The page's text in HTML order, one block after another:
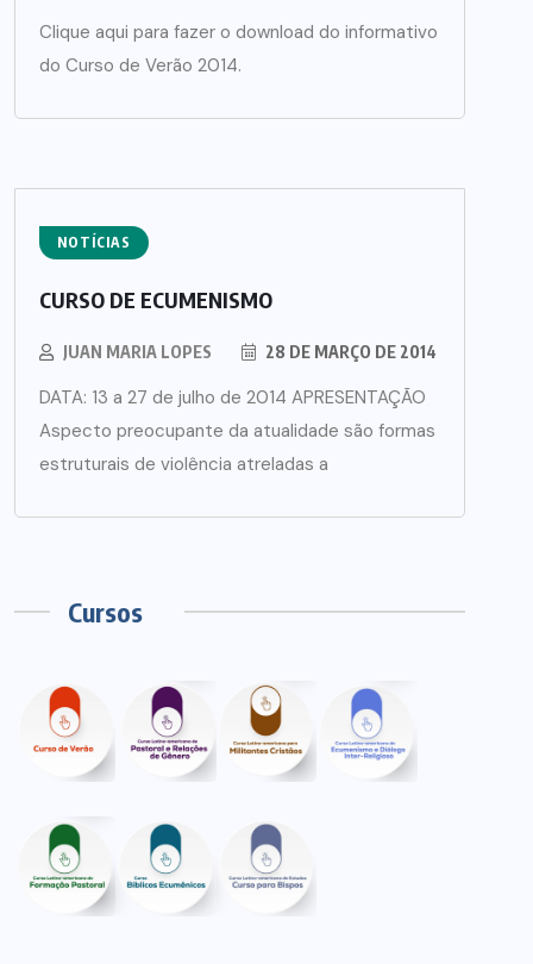
Clique aqui para fazer o download do informativo
do Curso de Verão 2014.
NOTÍCIAS
CURSO DE ECUMENISMO
JUAN MARIA LOPES 28 DE MARÇO DE 2014
DATA: 13 a 27 de julho de 2014 APRESENTAÇÃO
Aspecto preocupante da atualidade são formas
estruturais de violência atreladas a
Cursos